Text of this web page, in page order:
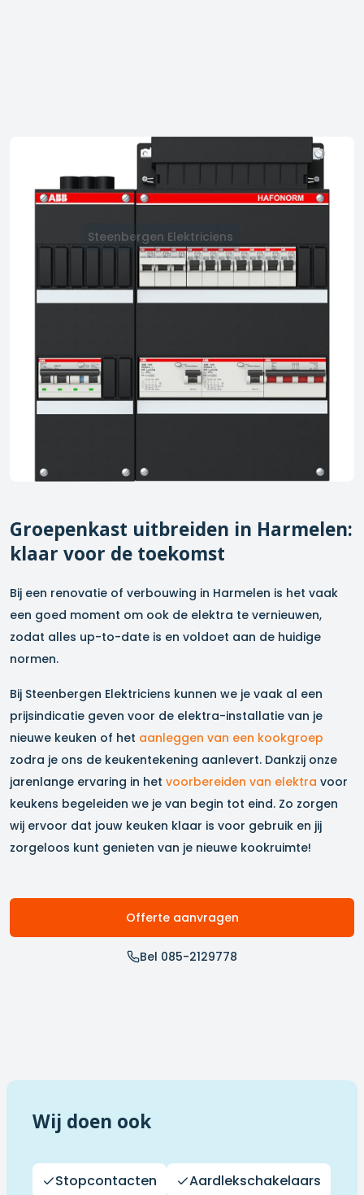
Groepenkast uitbreiden in Harmelen:
klaar voor de toekomst
Bij een renovatie of verbouwing in Harmelen is het vaak
een goed moment om ook de elektra te vernieuwen,
zodat alles up-to-date is en voldoet aan de huidige
normen.
Bij Steenbergen Elektriciens kunnen we je vaak al een
prijsindicatie geven voor de elektra-installatie van je
nieuwe keuken of het aanleggen van een kookgroep
zodra je ons de keukentekening aanlevert. Dankzij onze
jarenlange ervaring in het voorbereiden van elektra voor
keukens begeleiden we je van begin tot eind. Zo zorgen
wij ervoor dat jouw keuken klaar is voor gebruik en jij
zorgeloos kunt genieten van je nieuwe kookruimte!
Offerte aanvragen
Bel 085-2129778
Steenbergen Elektriciens
Wij doen ook
Stopcontacten
Aardlekschakelaars